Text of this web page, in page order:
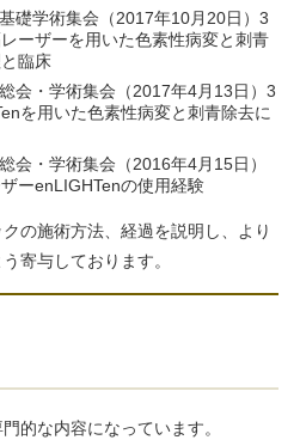
礎学術集会（2017年10月20日）3
ーザーを用いた色素性病変と刺青
臨床
会・学術集会（2017年4月13日）3
を用いた色素性病変と刺青除去に
会・学術集会（2016年4月15日）
ーenLIGHTenの使用経験
の施術方法、経過を説明し、より
寄与しております。
的な内容になっています。